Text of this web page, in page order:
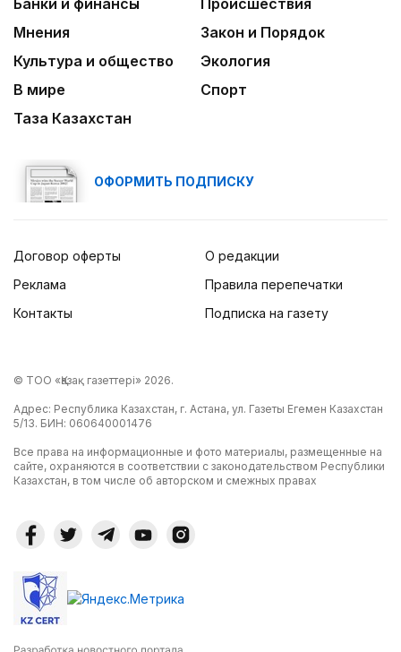
Банки и финансы
Происшествия
Мнения
Закон и Порядок
Культура и общество
Экология
В мире
Спорт
Таза Казахстан
ОФОРМИТЬ ПОДПИСКУ
Договор оферты
Реклама
Контакты
О редакции
Правила перепечатки
Подписка на газету
© ТОО «Қазақ газеттері» 2026.
Адрес: Республика Казахстан, г. Астана, ул. Газеты Егемен Казахстан
5/13. БИН: 060640001476
Все права на информационные и фото материалы, размещенные на
сайте, охраняются в соответствии с законодательством Республики
Казахстан, в том числе об авторском и смежных правах